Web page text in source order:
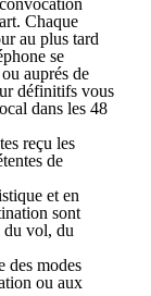
Chaque
au plus tard
se
auprés de
définitifs vous
dans les 48
reçu les
de
et en
sont
du vol, du
des modes
ou aux